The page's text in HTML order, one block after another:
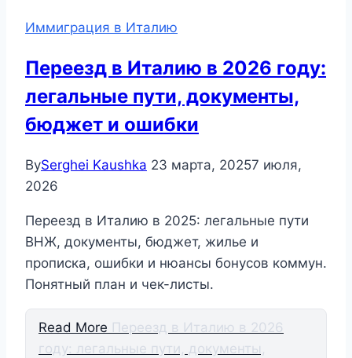
Иммиграция в Италию
Переезд в Италию в 2026 году:
легальные пути, документы,
бюджет и ошибки
BySerghei Kaushka 23 марта, 20257 июля,
2026
Переезд в Италию в 2025: легальные пути
ВНЖ, документы, бюджет, жилье и
прописка, ошибки и нюансы бонусов коммун.
Понятный план и чек-листы.
Read More Переезд в Италию в 2026
году: легальные пути, документы,